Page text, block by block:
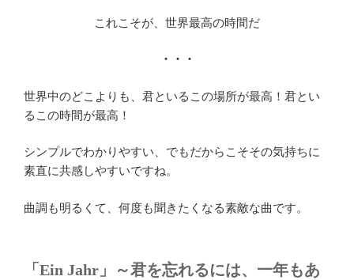
これこそが、世界最高の時間だ
・・・
世界中のどこよりも、君といるこの場所が最高！君とい
るこの時間が最高！
シンプルでわかりやすい、でもだからこそその気持ちに
素直に共感しやすいですね。
曲調も明るくて、何度も聞きたくなる素敵な曲です。
「Ein Jahr」～君を忘れるには、一年もあ